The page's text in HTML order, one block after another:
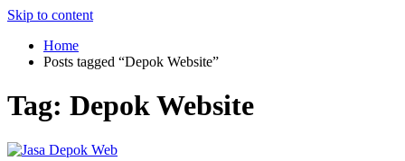
Skip to content
Home
Posts tagged “Depok Website”
Tag: Depok Website